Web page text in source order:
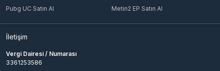
Pubg UC Satın Al
Metin2 EP Satın Al
İletişim
Vergi Dairesi / Numarası
3361253586